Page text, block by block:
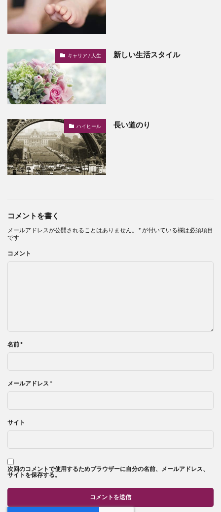
キャリア / 人生 新しい生活スタイル
ハイヒール 長い道のり
コメントを書く
メールアドレスが公開されることはありません。 *が付いている欄は必須項目
です
コメント
名前*
メールアドレス *
サイト
次回のコメントで使用するためブラウザーに自分の名前、メールアドレス、
サイトを保存する。